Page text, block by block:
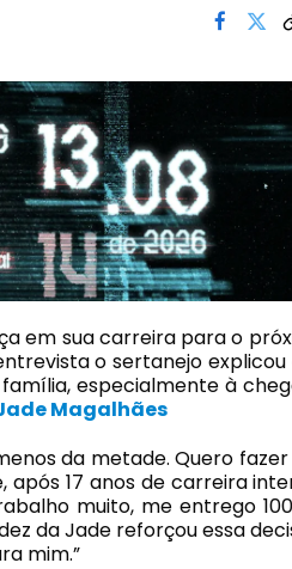
em sua carreira para o
o sertanejo explicou
especialmente à
Magalhães
da metade. Quero fazer
após 17 anos de carreira
muito, me entrego
da Jade reforçou essa
mim.”